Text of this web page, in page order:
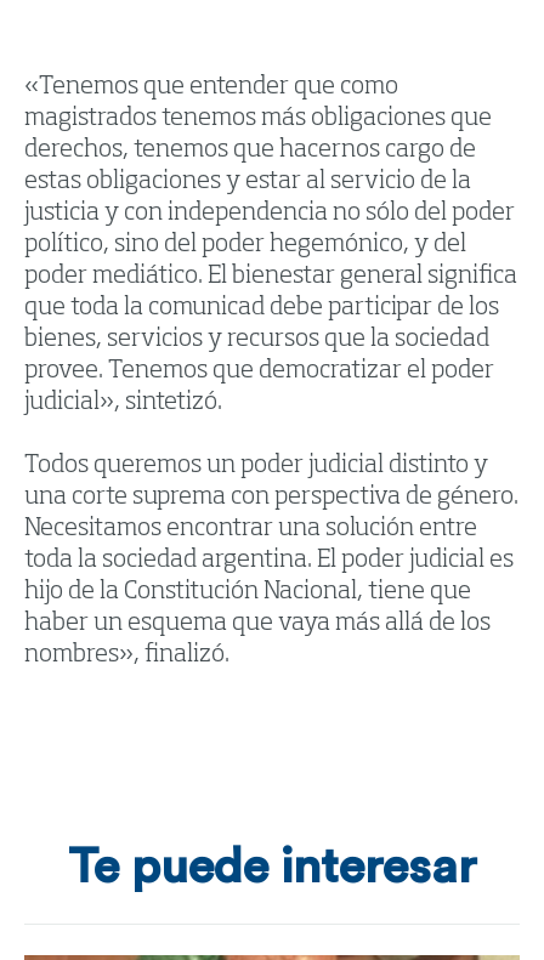
«Tenemos que entender que como
magistrados tenemos más obligaciones que
derechos, tenemos que hacernos cargo de
estas obligaciones y estar al servicio de la
justicia y con independencia no sólo del poder
político, sino del poder hegemónico, y del
poder mediático. El bienestar general significa
que toda la comunicad debe participar de los
bienes, servicios y recursos que la sociedad
provee. Tenemos que democratizar el poder
judicial», sintetizó.
Todos queremos un poder judicial distinto y
una corte suprema con perspectiva de género.
Necesitamos encontrar una solución entre
toda la sociedad argentina. El poder judicial es
hijo de la Constitución Nacional, tiene que
haber un esquema que vaya más allá de los
nombres», finalizó.
Te puede interesar